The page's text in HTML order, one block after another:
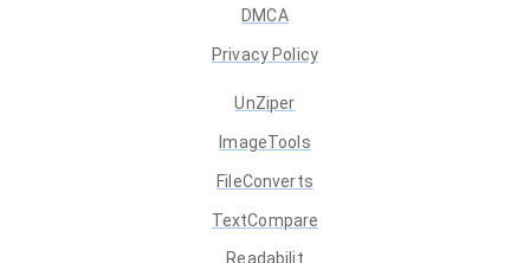
DMCA
Privacy Policy
UnZiper
ImageTools
FileConverts
TextCompare
Readabilit